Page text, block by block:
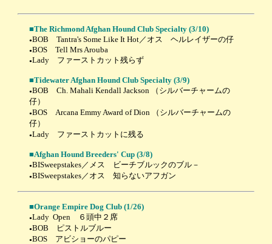
■The Richmond Afghan Hound Club Specialty (3/10)
●BOB Tantra's Some Like It Hot／オス ヘルレイザーの仔
●BOS Tell Mrs Arouba
●Lady ファーストカット残らず
■Tidewater Afghan Hound Club Specialty (3/9)
●BOB Ch. Mahali Kendall Jackson （シルバーチャームの
仔）
●BOS Arcana Emmy Award of Dion （シルバーチャームの
仔）
●Lady ファーストカットに残る
■Afghan Hound Breeders' Cup (3/8)
●BISweepstakes／メス ビーチブルックのブル－
●BISweepstakes／オス 知らないアフガン
■Orange Empire Dog Club (1/26)
●Lady Open ６頭中２席
●BOB ピストルブルー
●BOS アビショーのパピー